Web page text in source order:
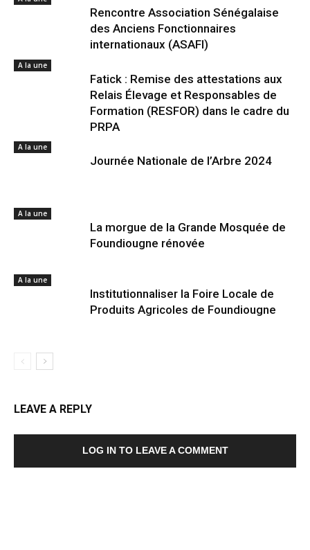
Rencontre Association Sénégalaise
des Anciens Fonctionnaires
internationaux (ASAFI)
A la une
Fatick : Remise des attestations aux
Relais Élevage et Responsables de
Formation (RESFOR) dans le cadre du
PRPA
A la une
Journée Nationale de l’Arbre 2024
A la une
La morgue de la Grande Mosquée de
Foundiougne rénovée
A la une
Institutionnaliser la Foire Locale de
Produits Agricoles de Foundiougne
LEAVE A REPLY
LOG IN TO LEAVE A COMMENT